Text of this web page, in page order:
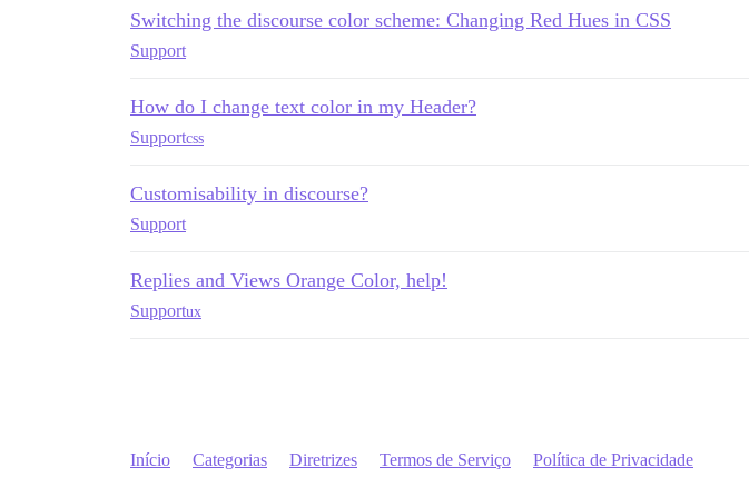
Switching the discourse color scheme: Changing Red Hues in CSS
Support
How do I change text color in my Header?
Supportcss
Customisability in discourse?
Support
Replies and Views Orange Color, help!
Supportux
Início Categorias Diretrizes Termos de Serviço Política de Privacidade